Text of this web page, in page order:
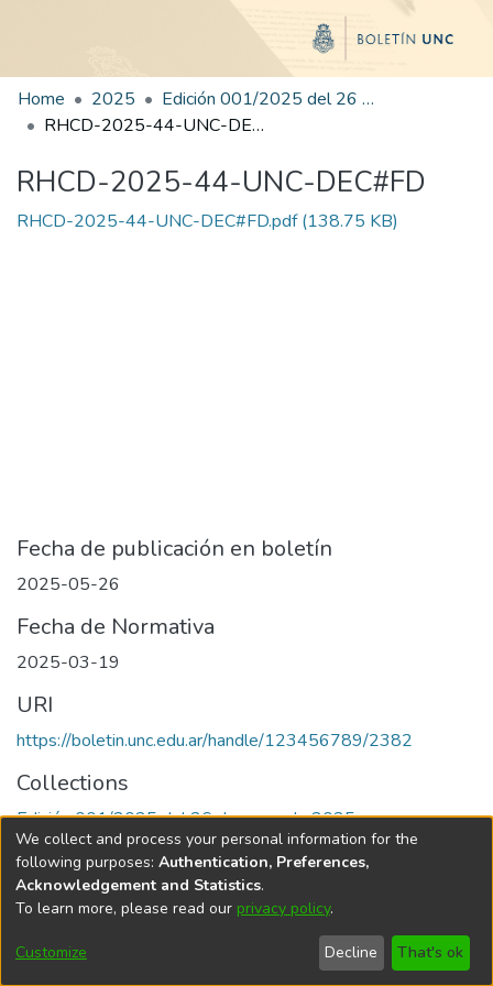
Home 2025
Edición 001/2025 del 26 de mayo de 2025
RHCD-2025-44-UNC-DEC#FD
RHCD-2025-44-UNC-DEC#FD
RHCD-2025-44-UNC-DEC#FD.pdf(138.75 KB)
Fecha de publicación en boletín
2025-05-26
Fecha de Normativa
2025-03-19
URI
https://boletin.unc.edu.ar/handle/123456789/2382
Collections
Edición 001/2025 del 26 de mayo de 2025
Universidad Nacional de Córdoba
We collect and process your personal information for the
following purposes: Authentication, Preferences,
Acknowledgement and Statistics.
To learn more, please read our privacy policy.
Customize Decline That's ok